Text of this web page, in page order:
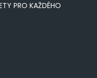
PRO KAŽDÉHO